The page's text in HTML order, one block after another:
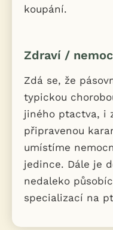
koupání.
Zdraví /
Zdá se, že
typickou
jiného ptactva, i
připravenou
umístíme
jedince. Dále je
nedaleko
specializací na